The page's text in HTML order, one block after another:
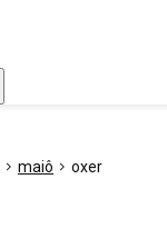
maiô oxer